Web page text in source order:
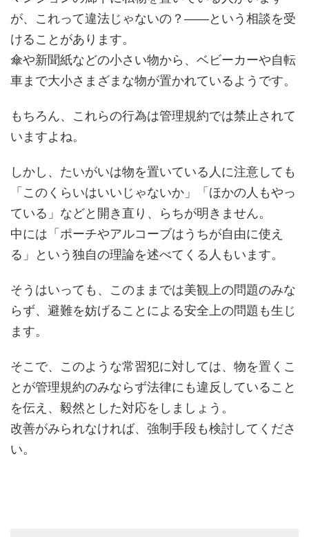
が、これって違法じゃないの？――という相談を受
けることがあります。
傘や新聞紙などの小さい物から、ベビーカーや自転
車まで大小さまざまな物が置かれているようです。
もちろん、これらの行為は管理規約では禁止されて
いますよね。
しかし、たいがいは物を置いている人に注意しても
「このくらいはいいじゃないか」「ほかの人もやっ
ている」などと開き直り、らちが明きません。
中には「ポーチやアルコーブはうちが自由に使え
る」という独自の理論を述べてくる人もいます。
そうはいっても、このままでは美観上の問題のみな
らず、避難を妨げることによる安全上の問題も生じ
ます。
そこで、このような常習犯に対しては、物を置くこ
とが管理規約のみならず法律にも違反していること
を伝え、毅然とした対応をしましょう。
改善がみられなければ、強制手段も検討してくださ
い。